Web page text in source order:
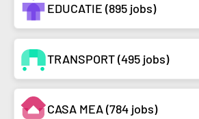
EDUCATIE (895 jobs)
TRANSPORT (495 jobs)
CASA MEA (784 jobs)